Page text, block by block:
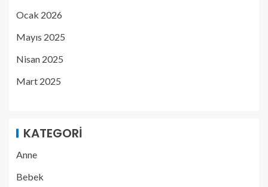
Ocak 2026
Mayıs 2025
Nisan 2025
Mart 2025
KATEGORI
Anne
Bebek